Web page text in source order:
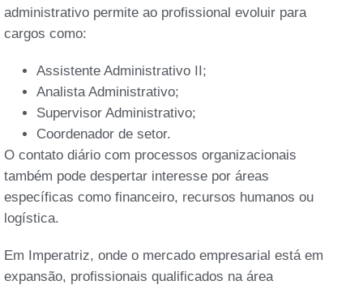
administrativo permite ao profissional evoluir para
cargos como:
Assistente Administrativo II;
Analista Administrativo;
Supervisor Administrativo;
Coordenador de setor.
O contato diário com processos organizacionais
também pode despertar interesse por áreas
específicas como financeiro, recursos humanos ou
logística.
Em Imperatriz, onde o mercado empresarial está em
expansão, profissionais qualificados na área